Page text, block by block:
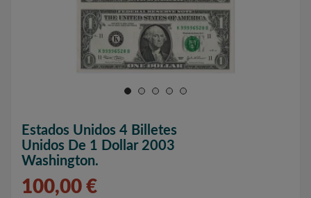
Estados Unidos 4 Billetes
Unidos De 1 Dollar 2003
Washington.
100,00 €